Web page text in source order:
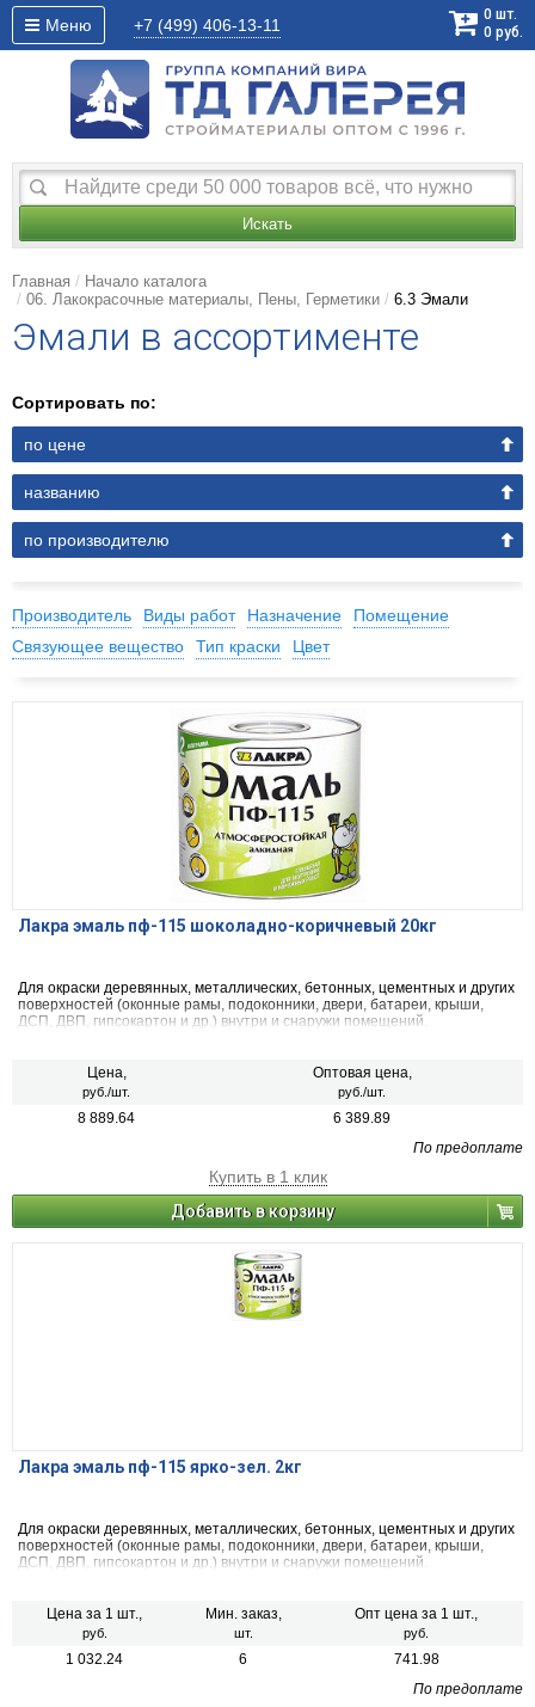
Меню +7 (499) 406-13-11
0 шт.
0 руб.
Искать
Главная
Начало каталога
06. Лакокрасочные материалы, Пены, Герметики
6.3 Эмали
Эмали в ассортименте
Сортировать по:
по цене
названию
по производителю
Производитель Виды работ Назначение
Помещение
Связующее вещество
Тип краски Цвет
Лакра эмаль пф-115 шоколадно-коричневый 20кг
Для окраски деревянных, металлических, бетонных, цементных и других
поверхностей (оконные рамы, подоконники, двери, батареи, крыши,
ДСП, ДВП, гипсокартон и др.) внутри и снаружи помещений.
Цена,
руб./шт.
Оптовая цена,
руб./шт.
8 889.64
6 389.89
По предоплате
Купить в 1 клик
Добавить в корзину
Лакра эмаль пф-115 ярко-зел. 2кг
Для окраски деревянных, металлических, бетонных, цементных и других
поверхностей (оконные рамы, подоконники, двери, батареи, крыши,
ДСП, ДВП, гипсокартон и др.) внутри и снаружи помещений.
Цена за 1 шт.,
руб.
Мин. заказ,
шт.
Опт цена за 1 шт.,
руб.
1 032.24 6
741.98
По предоплате